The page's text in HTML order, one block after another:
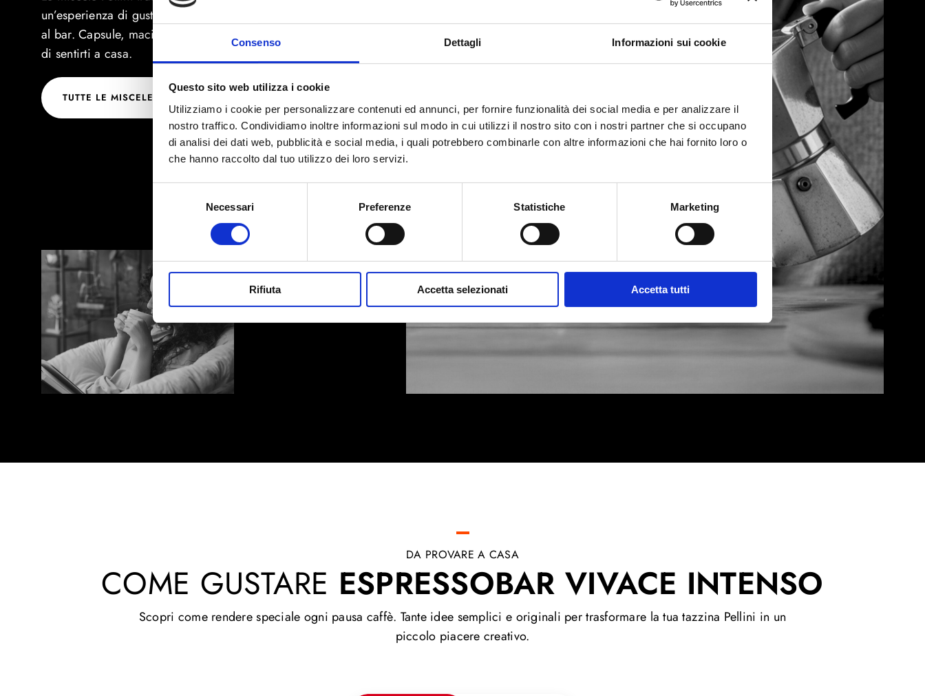
Consenso Dettagli Informazioni sui cookie
Questo sito web utilizza i cookie
Utilizziamo i cookie per personalizzare contenuti ed annunci, per fornire funzionalità dei social media e per analizzare il
nostro traffico. Condividiamo inoltre informazioni sul modo in cui utilizzi il nostro sito con i nostri partner che si occupano
di analisi dei dati web, pubblicità e social media, i quali potrebbero combinarle con altre informazioni che hai fornito loro o
che hanno raccolto dal tuo utilizzo dei loro servizi.
Necessari Preferenze Statistiche Marketing
Rifiuta Accetta selezionati Accetta tutti
un’esperienza di gusto, con la stessa qualità che trovi
al bar. Capsule, macinato o grani: scegli il tuo modo
di sentirti a casa.
TUTTE LE MISCELE
DA PROVARE A CASA
COME GUSTARE ESPRESSOBAR VIVACE INTENSO
Scopri come rendere speciale ogni pausa caffè. Tante idee semplici e originali per trasformare la tua tazzina Pellini in un
piccolo piacere creativo.
CAFFÉ PELLINI
COSA STAICERCANDO?